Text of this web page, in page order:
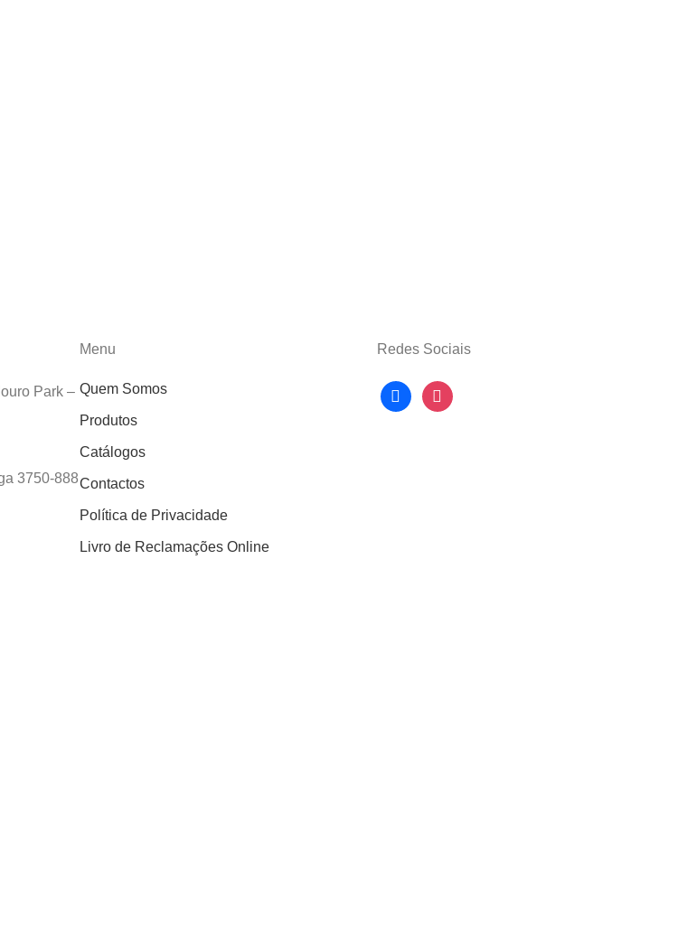
Park –
3750-888
Menu
Quem Somos
Produtos
Catálogos
Contactos
Política de Privacidade
Livro de Reclamações Online
Redes Sociais
facebookinstagram